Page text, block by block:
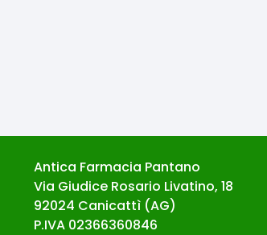
Antica Farmacia Pantano
Via Giudice Rosario Livatino, 18
92024 Canicattì (AG)
P.IVA 02366360846